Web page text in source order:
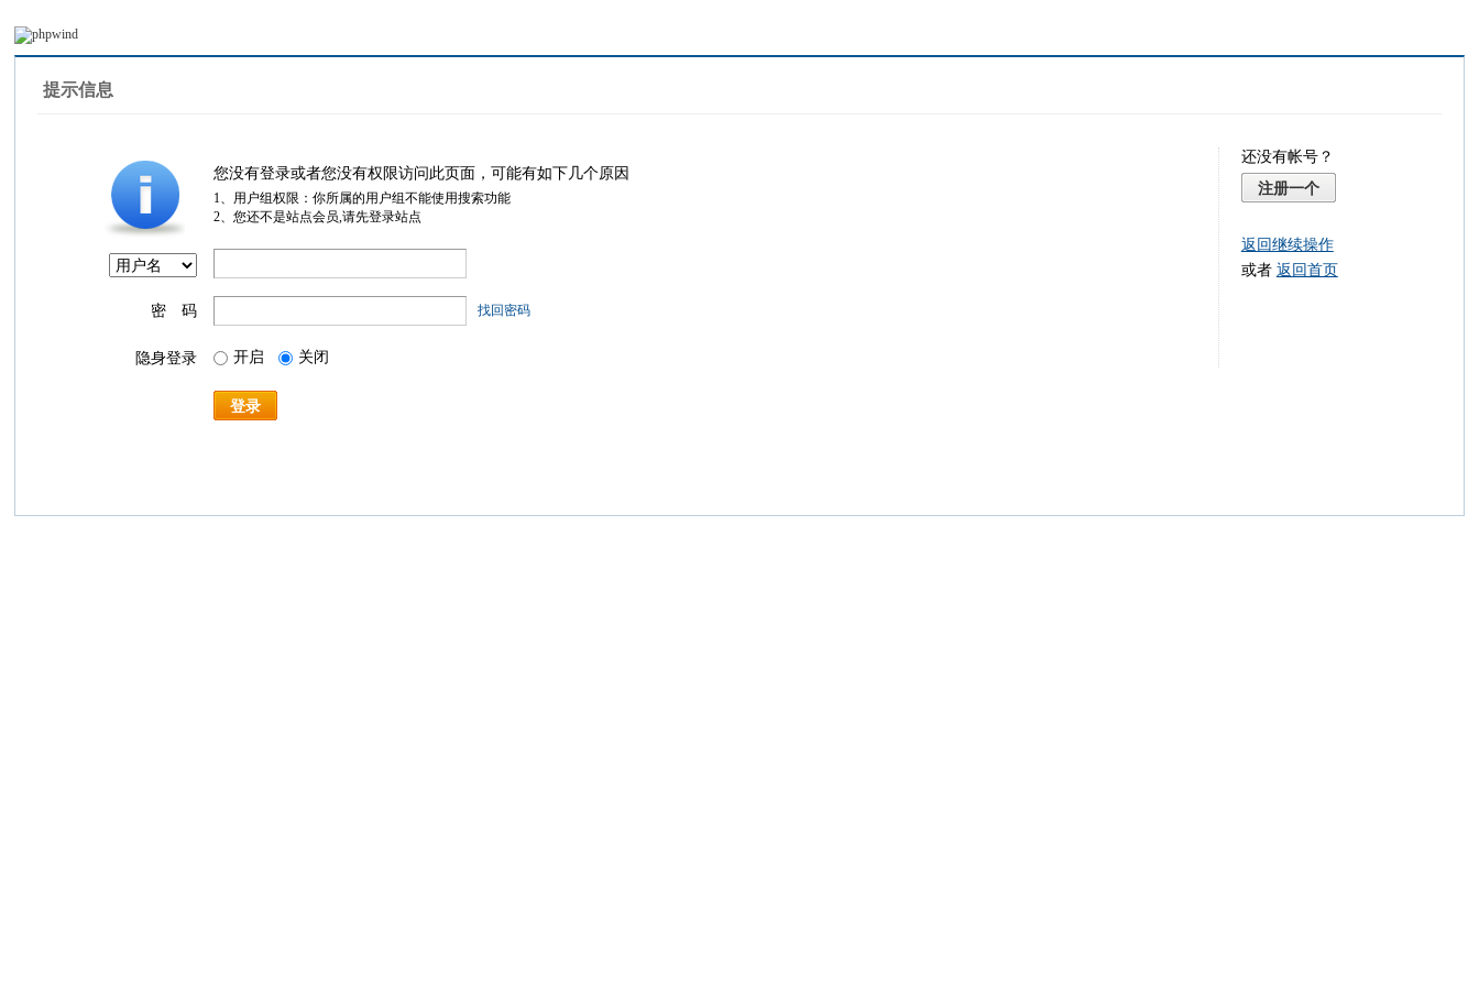
提示信息
您没有登录或者您没有权限访问此页面，可能有如下几个原因
1、用户组权限：你所属的用户组不能使用搜索功能
2、您还不是站点会员,请先登录站点
密 码 找回密码
隐身登录 开启 关闭
登录
还没有帐号？
注册一个
返回继续操作
或者 返回首页